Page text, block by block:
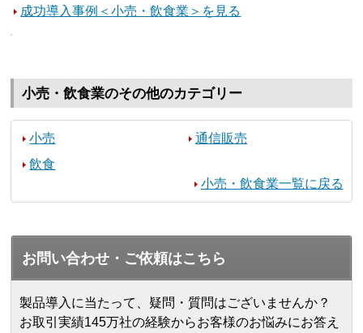
成功導入事例＜小売・飲食業＞を見る
小売・飲食業のその他のカテゴリー
小売
通信販売
飲食
小売・飲食業一覧に戻る
お問い合わせ・ご依頼はこちら
製品導入に当たって、疑問・質問はございませんか？
お取引実績145万社の経験からお客様のお悩みにお答え